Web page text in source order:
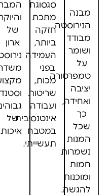
מבנה
הנירוסטה
מבודד
ושומר
על
טמפרטורה
יציבה
ואחידה,
כך
שכל
המנות
נשמרות
חמות
ומוכנות
להגשה.
סגסוגת
מתכת
חזקה
ביותר,
העמידה
בפני
מכות,
שריטות
ועבודה
אינטנסיבית
במטבח
תעשייתי.
של
ארון
של